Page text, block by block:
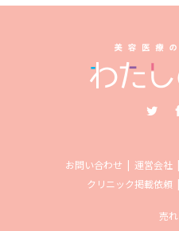
お問い合わせ 運営会社
クリニック掲載依頼
売